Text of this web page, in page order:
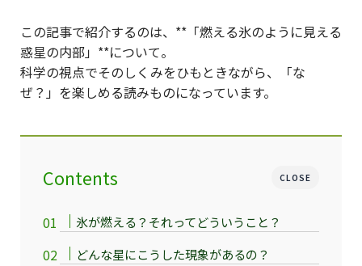
この記事で紹介するのは、**「燃える氷のように見える
惑星の内部」**について。
科学の視点でそのしくみをひもときながら、「な
ぜ？」を楽しめる読みものになっています。
CLOSE
Contents
氷が燃える？それってどういうこと？
どんな星にこうした現象があるの？